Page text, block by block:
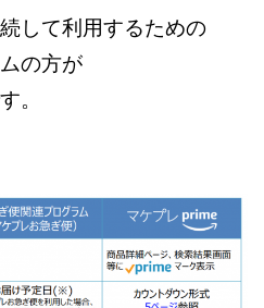
して利用するための
の方が
。